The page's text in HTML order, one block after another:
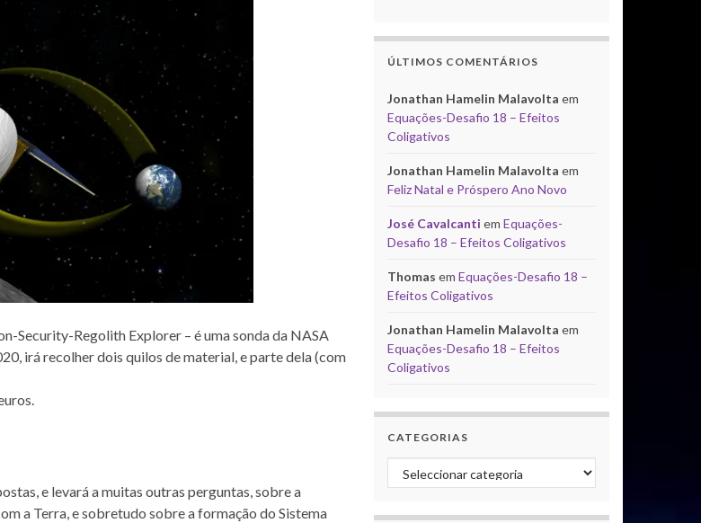
Security-Regolith Explorer – é uma sonda da NASA
irá recolher dois quilos de material, e parte dela (com
e levará a muitas outras perguntas, sobre a
a Terra, e sobretudo sobre a formação do Sistema
ÚLTIMOS COMENTÁRIOS
Jonathan Hamelin Malavolta em
Equações-Desafio 18 – Efeitos
Coligativos
Jonathan Hamelin Malavolta em
Feliz Natal e Próspero Ano Novo
José Cavalcanti em Equações-
Desafio 18 – Efeitos Coligativos
Thomas em Equações-Desafio 18 –
Efeitos Coligativos
Jonathan Hamelin Malavolta em
Equações-Desafio 18 – Efeitos
Coligativos
CATEGORIAS
Categorias